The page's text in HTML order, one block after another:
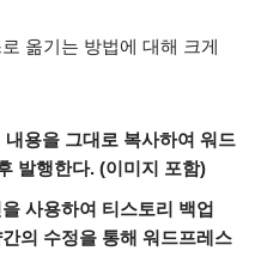
옮기는 방법에 대해 크게
용을 그대로 복사하여 워드
발행한다. (이미지 포함)
사용하여 티스토리 백업
의 수정을 통해 워드프레스